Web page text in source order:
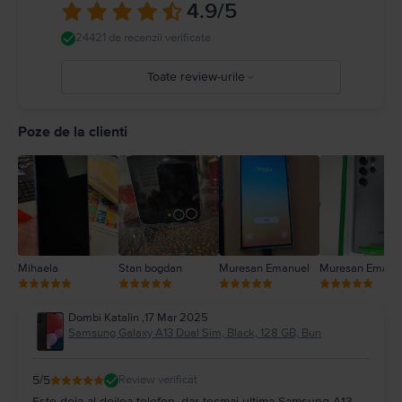
4.9/5
24421 de recenzii verificate
Toate review-urile
2
1
Poze de la clienti
Mihaela Stan bogdan Muresan Emanuel Muresan
Dombi Katalin ,17 Mar 2025
Samsung Galaxy A13 Dual Sim, Black, 128 GB, Bun
5/5 Review verificat